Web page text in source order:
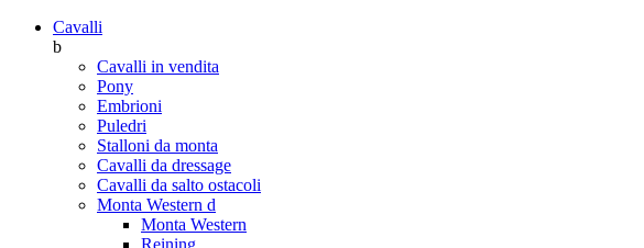
Cavalli
b
Cavalli in vendita
Pony
Embrioni
Puledri
Stalloni da monta
Cavalli da dressage
Cavalli da salto ostacoli
Monta Western d
Monta Western
Reining